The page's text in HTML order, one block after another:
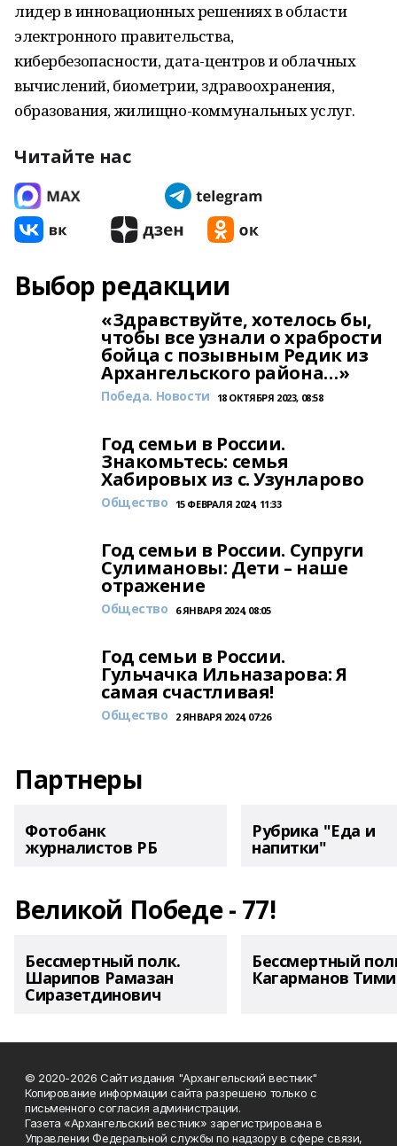
лидер в инновационных решениях в области
электронного правительства,
кибербезопасности, дата-центров и облачных
вычислений, биометрии, здравоохранения,
образования, жилищно-коммунальных услуг.
Читайте нас
Выбор редакции
«Здравствуйте, хотелось бы,
чтобы все узнали о храбрости
бойца с позывным Редик из
Архангельского района…»
Победа. Новости 18 ОКТЯБРЯ 2023, 08:58
Год семьи в России.
Знакомьтесь: семья
Хабировых из с. Узунларово
Общество 15 ФЕВРАЛЯ 2024, 11:33
Год семьи в России. Супруги
Сулимановы: Дети – наше
отражение
Общество 6 ЯНВАРЯ 2024, 08:05
Год семьи в России.
Гульчачка Ильназарова: Я
самая счастливая!
Общество 2 ЯНВАРЯ 2024, 07:26
Партнеры
Фотобанк
журналистов РБ
Рубрика "Еда и
напитки"
Великой Победе - 77!
Бессмертный полк.
Шарипов Рамазан
Сиразетдинович
Бессмертный
Кагарманов
© 2020-2026 Сайт издания "Архангельский вестник"
Копирование информации сайта разрешено только с
письменного согласия администрации.
Газета «Архангельский вестник» зарегистрирована в
Управлении Федеральной службы по надзору в сфере связи,